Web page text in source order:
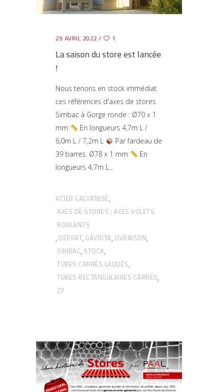
29 AVRIL 2022 1
La saison du store est lancée
!
Nous tenons en stock immédiat
ces références d'axes de stores
Simbac à Gorge ronde : Ø70 x 1
mm
En longueurs 4,7m L /
6,0m L / 7,2m L
Par fardeau de
39 barres. Ø78 x 1 mm
En
longueurs 4,7m L
ACIER GALVANISÉ,
AXES DE STORES ; AXES VOLETS
ROULANTS
, DEPRAT, GAVIOTA, LIVRAISON,
SIMBAC, STOCK,
TUBES CARRÉS LAQUÉS,
TUBES RECTANGULAIRES CARRÉS,
ZF